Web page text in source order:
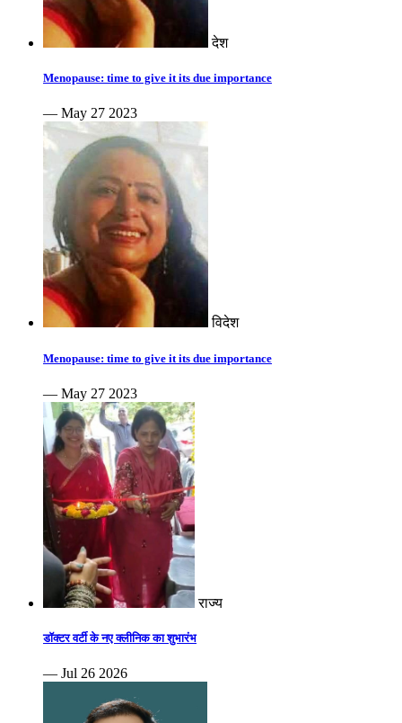
देश
Menopause: time to give it its due importance
— May 27 2023
विदेश
Menopause: time to give it its due importance
— May 27 2023
राज्य
डॉक्टर वर्टी के नए क्लीनिक का शुभारंभ
— Jul 26 2026